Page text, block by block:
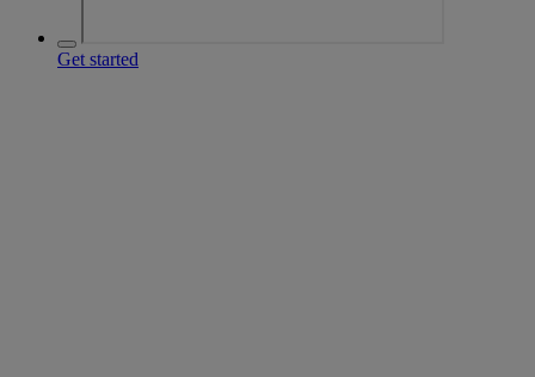
Get started